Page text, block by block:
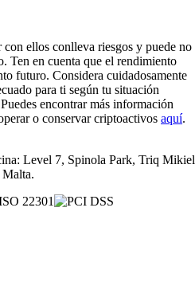
ellos conlleva riesgos y puede no
Ten en cuenta que el rendimiento
futuro. Considera cuidadosamente
para ti según tu situación
encontrar más información
o conservar criptoactivos aquí.
Level 7, Spinola Park, Triq Mikiel